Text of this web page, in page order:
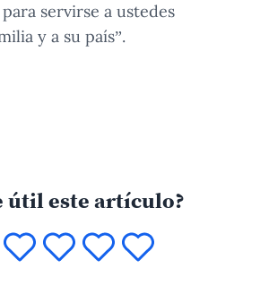
servirse a ustedes
y a su país”.
útil este artículo?